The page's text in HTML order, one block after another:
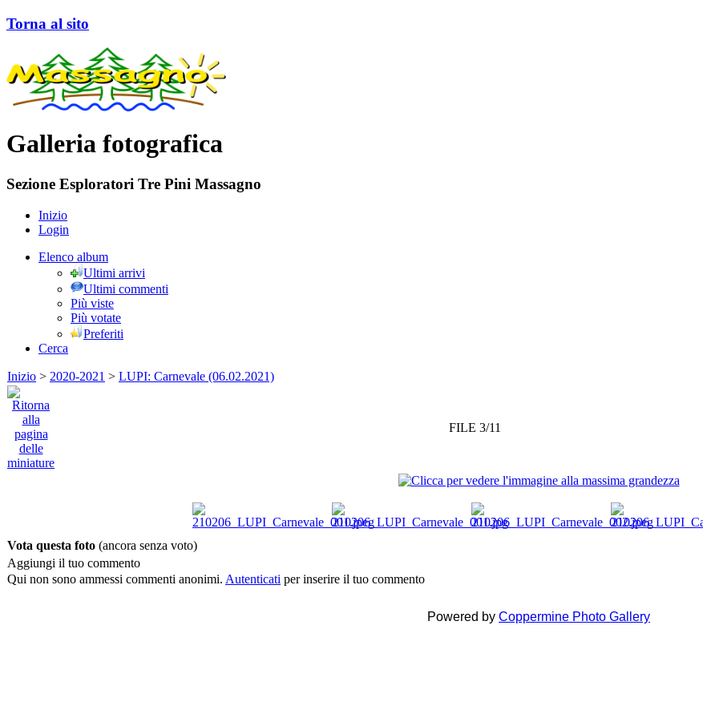
Torna al sito
Galleria fotografica
Sezione Esploratori Tre Pini Massagno
Inizio
Login
Elenco album
Ultimi arrivi
Ultimi commenti
Più viste
Più votate
Preferiti
Cerca
Inizio > 2020-2021 > LUPI: Carnevale (06.02.2021)
FILE 3/11
Vota questa foto (ancora senza voto)
Aggiungi il tuo commento
Qui non sono ammessi commenti anonimi. Autenticati per inserire il tuo commento
Powered by Coppermine Photo Gallery